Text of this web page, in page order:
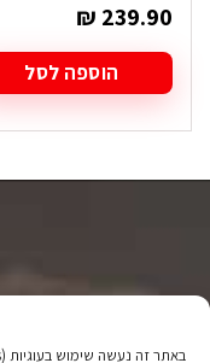
₪ 239.90
הוספה לסל